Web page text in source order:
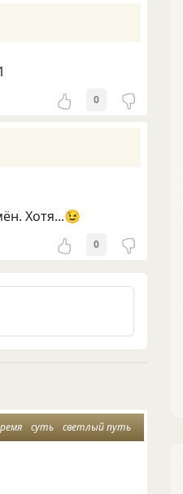
0
Хотя...😉
0
суть светлый путь